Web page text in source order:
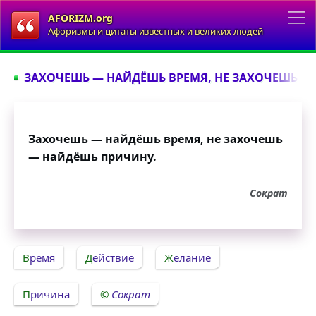
AFORIZM.org
Афоризмы и цитаты известных и великих людей
ЗАХОЧЕШЬ — НАЙДЁШЬ ВРЕМЯ, НЕ ЗАХОЧЕШЬ
Захочешь — найдёшь время, не захочешь
— найдёшь причину.
Сократ
Время Действие Желание
Причина Сократ